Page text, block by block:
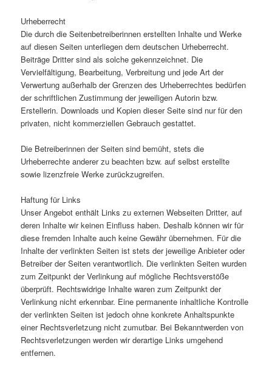
Urheberrecht
Die durch die Seitenbetreiberinnen erstellten Inhalte und Werke
auf diesen Seiten unterliegen dem deutschen Urheberrecht.
Beiträge Dritter sind als solche gekennzeichnet. Die
Vervielfältigung, Bearbeitung, Verbreitung und jede Art der
Verwertung außerhalb der Grenzen des Urheberrechtes bedürfen
der schriftlichen Zustimmung der jeweiligen Autorin bzw.
Erstellerin. Downloads und Kopien dieser Seite sind nur für den
privaten, nicht kommerziellen Gebrauch gestattet.
Die Betreiberinnen der Seiten sind bemüht, stets die
Urheberrechte anderer zu beachten bzw. auf selbst erstellte
sowie lizenzfreie Werke zurückzugreifen.
Haftung für Links
Unser Angebot enthält Links zu externen Webseiten Dritter, auf
deren Inhalte wir keinen Einfluss haben. Deshalb können wir für
diese fremden Inhalte auch keine Gewähr übernehmen. Für die
Inhalte der verlinkten Seiten ist stets der jeweilige Anbieter oder
Betreiber der Seiten verantwortlich. Die verlinkten Seiten wurden
zum Zeitpunkt der Verlinkung auf mögliche Rechtsverstöße
überprüft. Rechtswidrige Inhalte waren zum Zeitpunkt der
Verlinkung nicht erkennbar. Eine permanente inhaltliche Kontrolle
der verlinkten Seiten ist jedoch ohne konkrete Anhaltspunkte
einer Rechtsverletzung nicht zumutbar. Bei Bekanntwerden von
Rechtsverletzungen werden wir derartige Links umgehend
entfernen.